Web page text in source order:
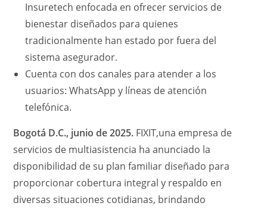
Insuretech enfocada en ofrecer servicios de
bienestar diseñados para quienes
tradicionalmente han estado por fuera del
sistema asegurador.
Cuenta con dos canales para atender a los
usuarios: WhatsApp y líneas de atención
telefónica.
Bogotá D.C., junio de 2025. FIXIT,una empresa de
servicios de multiasistencia ha anunciado la
disponibilidad de su plan familiar diseñado para
proporcionar cobertura integral y respaldo en
diversas situaciones cotidianas, brindando